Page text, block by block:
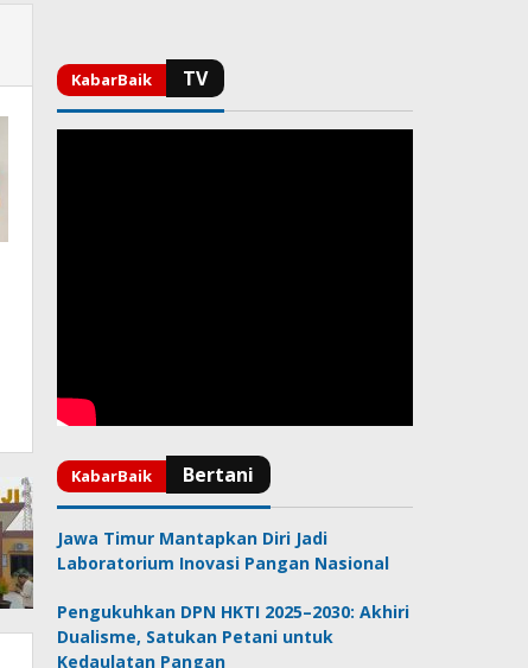
Jawa Timur Mantapkan Diri Jadi
Laboratorium Inovasi Pangan Nasional
Pengukuhkan DPN HKTI 2025–2030: Akhiri
Dualisme, Satukan Petani untuk
Kedaulatan Pangan